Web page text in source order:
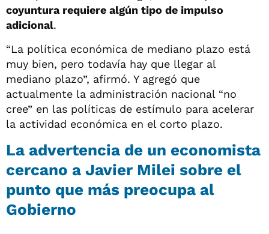
coyuntura requiere algún tipo de impulso
adicional.
“La política económica de mediano plazo está
muy bien, pero todavía hay que llegar al
mediano plazo”, afirmó. Y agregó que
actualmente la administración nacional “no
cree” en las políticas de estímulo para acelerar
la actividad económica en el corto plazo.
La advertencia de un economista
cercano a Javier Milei sobre el
punto que más preocupa al
Gobierno